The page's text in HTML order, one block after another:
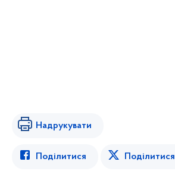
Надрукувати
Поділитися Поділитися